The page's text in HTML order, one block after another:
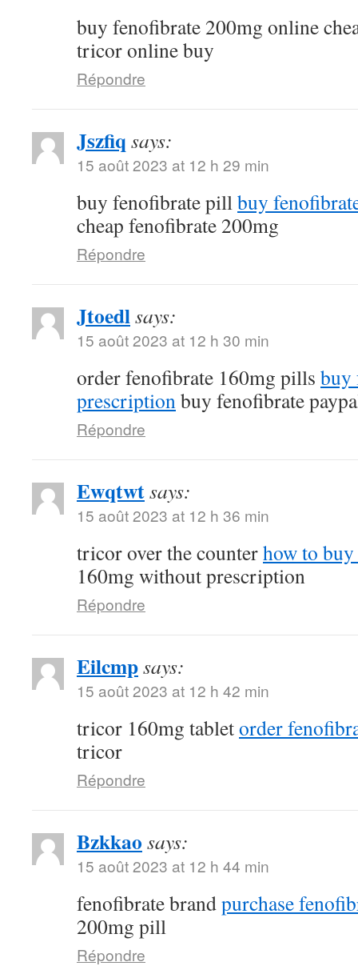
buy fenofibrate 200mg online
tricor online buy
Répondre
Jszfiq says:
15 août 2023 at 12 h 29 min
buy fenofibrate pillbuy
cheap fenofibrate 200mg
Répondre
Jtoedlsays:
15 août 2023 at 12 h 30 min
order fenofibrate 160mg pills buy
prescriptionbuy fenofibrate
Répondre
Ewqtwtsays:
15 août 2023 at 12 h 36 min
tricor over the counterhow to
160mg without prescription
Répondre
Eilcmpsays:
15 août 2023 at 12 h 42 min
tricor 160mg tabletorder
tricor
Répondre
Bzkkao says:
15 août 2023 at 12 h 44 min
fenofibrate brandpurchase
200mg pill
Répondre